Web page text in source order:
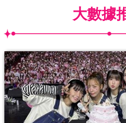
大數據